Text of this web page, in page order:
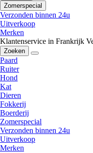
Zomerspecial
Verzonden binnen 24u
Uitverkoop
Merken
Klantenservice in Frankrijk
Zoeken
Paard
Ruiter
Hond
Kat
Dieren
Fokkerij
Boerderij
Zomerspecial
Verzonden binnen 24u
Uitverkoop
Merken